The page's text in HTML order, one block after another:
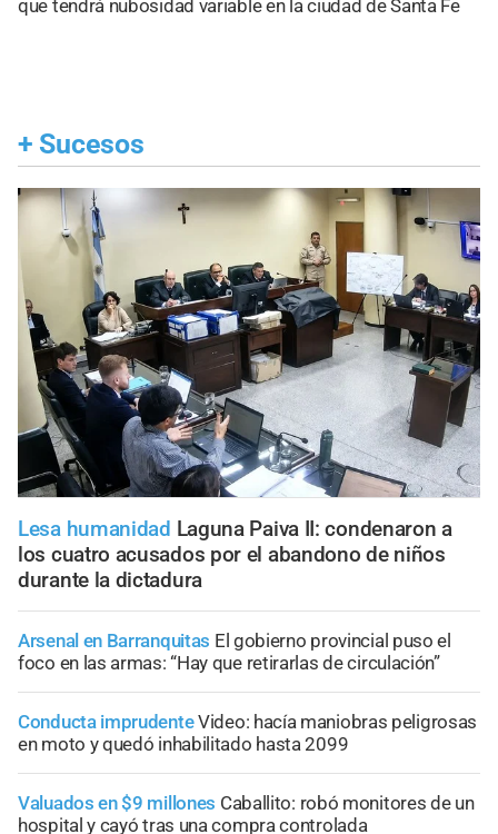
que tendrá nubosidad variable en la ciudad de Santa Fe
+ Sucesos
Lesa humanidad Laguna Paiva II: condenaron a
los cuatro acusados por el abandono de niños
durante la dictadura
Arsenal en Barranquitas El gobierno provincial puso el
foco en las armas: “Hay que retirarlas de circulación”
Conducta imprudenteVideo: hacía maniobras peligrosas
en moto y quedó inhabilitado hasta 2099
Valuados en $9 millones Caballito: robó monitores de un
hospital y cayó tras una compra controlada